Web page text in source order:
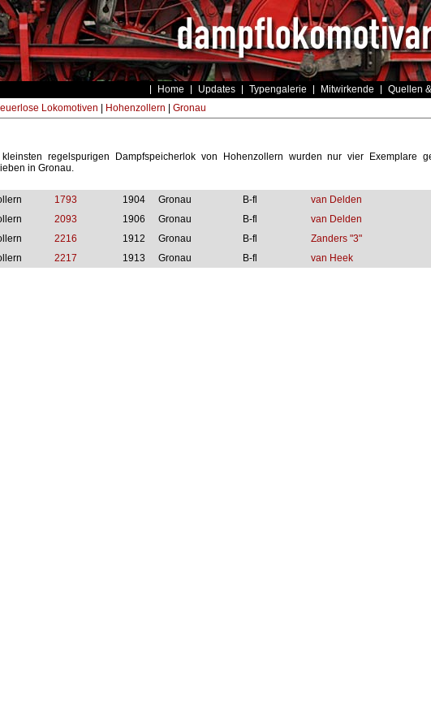
Home Updates Typengalerie Mitwirkende Quellen
Lokomotiven Hohenzollern Gronau
regelspurigen Dampfspeicherlok von Hohenzollern wurden nur vier Exemplare
in Gronau.
1793 1904 Gronau B-fl
van Delden
2093 1906 Gronau B-fl
van Delden
2216 1912 Gronau B-fl
Zanders "3"
2217 1913 Gronau B-fl van Heek